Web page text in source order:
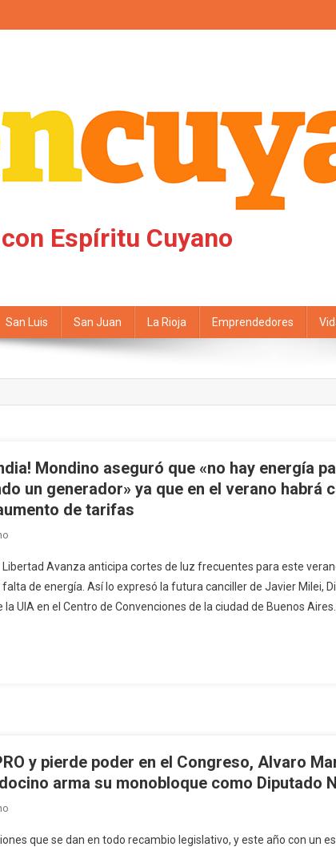
Espíritu Cuyano
San Luis San Juan La Rioja Emprendedores
Mondino aseguró que «no hay energía
un generador» ya que en el verano habrá
de tarifas
Avanza anticipa cortes de luz frecuentes para este
de energía. Así lo expresó la futura canciller de Javier Milei,
UIA en el Centro de Convenciones de la ciudad de Buenos Aires.
y pierde poder en el Congreso, Alvaro
arma su monobloque como Diputado
que se dan en todo recambio legislativo, y este año con un